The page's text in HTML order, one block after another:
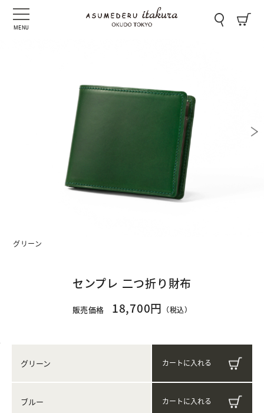
MENU
グリーン
センプレ 二つ折り財布
販売価格 18,700円 （税込）
グリーン
ブルー